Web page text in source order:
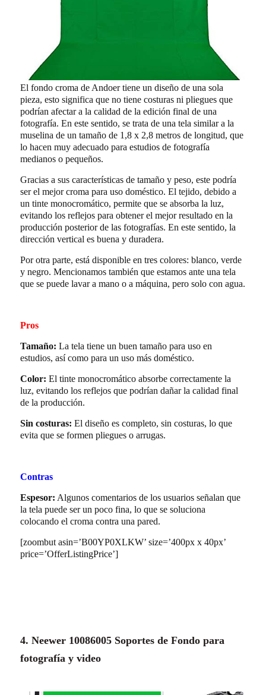
El fondo croma de Andoer tiene un diseño de una sola
pieza, esto significa que no tiene costuras ni pliegues que
podrían afectar a la calidad de la edición final de una
fotografía. En este sentido, se trata de una tela similar a la
muselina de un tamaño de 1,8 x 2,8 metros de longitud, que
lo hacen muy adecuado para estudios de fotografía
medianos o pequeños.
Gracias a sus características de tamaño y peso, este podría
ser el mejor croma para uso doméstico. El tejido, debido a
un tinte monocromático, permite que se absorba la luz,
evitando los reflejos para obtener el mejor resultado en la
producción posterior de las fotografías. En este sentido, la
dirección vertical es buena y duradera.
Por otra parte, está disponible en tres colores: blanco, verde
y negro. Mencionamos también que estamos ante una tela
que se puede lavar a mano o a máquina, pero solo con agua.
Pros
Tamaño: La tela tiene un buen tamaño para uso en
estudios, así como para un uso más doméstico.
Color: El tinte monocromático absorbe correctamente la
luz, evitando los reflejos que podrían dañar la calidad final
de la producción.
Sin costuras: El diseño es completo, sin costuras, lo que
evita que se formen pliegues o arrugas.
Contras
Espesor: Algunos comentarios de los usuarios señalan que
la tela puede ser un poco fina, lo que se soluciona
colocando el croma contra una pared.
[zoombut asin=’B00YP0XLKW’ size=’400px x 40px’
price=’OfferListingPrice’]
4. Neewer 10086005 Soportes de Fondo para
fotografía y video